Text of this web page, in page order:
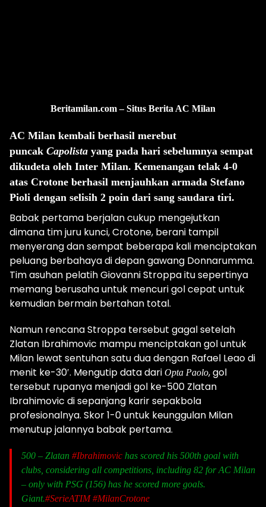
Beritamilan.com – Situs Berita AC Milan
AC Milan kembali berhasil merebut
puncak Capolista yang pada hari sebelumnya sempat
dikudeta oleh Inter Milan. Kemenangan telak 4-0
atas Crotone berhasil menjauhkan armada Stefano
Pioli dengan selisih 2 poin dari sang saudara tiri.
Babak pertama berjalan cukup mengejutkan
dimana tim juru kunci, Crotone, berani tampil
menyerang dan sempat beberapa kali menciptakan
peluang berbahaya di depan gawang Donnarumma.
Tim asuhan pelatih Giovanni Stroppa itu sepertinya
memang berusaha untuk mencuri gol cepat untuk
kemudian bermain bertahan total.
Namun rencana Stroppa tersebut gagal setelah
Zlatan Ibrahimovic mampu menciptakan gol untuk
Milan lewat sentuhan satu dua dengan Rafael Leao di
menit ke-30′. Mengutip data dari Opta Paolo, gol
tersebut rupanya menjadi gol ke-500 Zlatan
Ibrahimovic di sepanjang karir sepakbola
profesionalnya. Skor 1-0 untuk keunggulan Milan
menutup jalannya babak pertama.
500 – Zlatan #Ibrahimovic has scored his 500th goal with
clubs, considering all competitions, including 82 for AC Milan
– only with PSG (156) has he scored more goals.
Giant.#SerieATIM #MilanCrotone